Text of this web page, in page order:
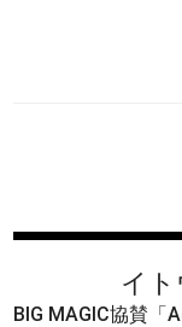
イ
BIG MAGIC協賛「